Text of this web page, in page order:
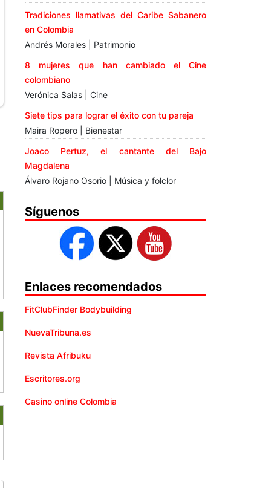
Tradiciones llamativas del Caribe Sabanero
en Colombia
Andrés Morales | Patrimonio
8 mujeres que han cambiado el Cine
colombiano
Verónica Salas | Cine
Siete tips para lograr el éxito con tu pareja
Maira Ropero | Bienestar
Joaco Pertuz, el cantante del Bajo
Magdalena
Álvaro Rojano Osorio | Música y folclor
Síguenos
Enlaces recomendados
FitClubFinder Bodybuilding
NuevaTribuna.es
Revista Afribuku
Escritores.org
Casino online Colombia